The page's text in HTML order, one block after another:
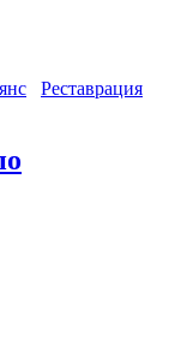
Реставрация